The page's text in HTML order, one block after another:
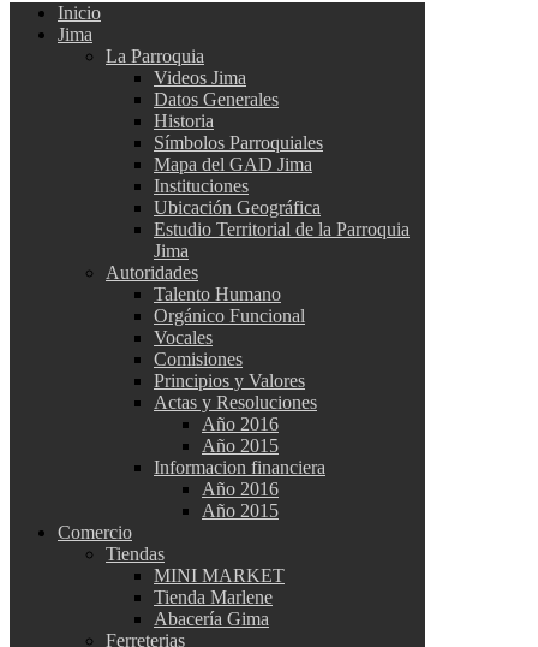
Inicio
Jima
La Parroquia
Videos Jima
Datos Generales
Historia
Símbolos Parroquiales
Mapa del GAD Jima
Instituciones
Ubicación Geográfica
Estudio Territorial de la Parroquia
Jima
Autoridades
Talento Humano
Orgánico Funcional
Vocales
Comisiones
Principios y Valores
Actas y Resoluciones
Año 2016
Año 2015
Informacion financiera
Año 2016
Año 2015
Comercio
Tiendas
MINI MARKET
Tienda Marlene
Abacería Gima
Ferreterias